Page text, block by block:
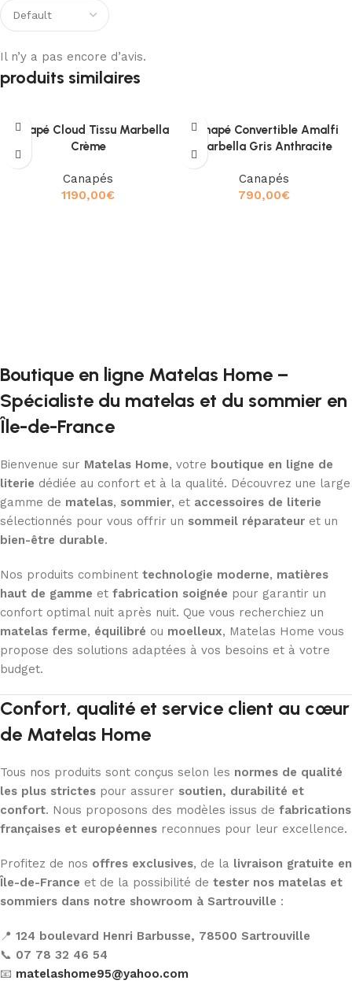
Il n’y a pas encore d’avis.
produits similaires
Canapé Cloud Tissu Marbella
Crème
Canapés
1190,00€
Canapé Convertible Amalfi
Marbella Gris Anthracite
Canapés
790,00€
Boutique en ligne Matelas Home –
Spécialiste du matelas et du sommier en
Île-de-France
Bienvenue sur Matelas Home, votre boutique en ligne de
literie dédiée au confort et à la qualité. Découvrez une large
gamme de matelas, sommier, et accessoires de literie
sélectionnés pour vous offrir un sommeil réparateur et un
bien-être durable.
Nos produits combinent technologie moderne, matières
haut de gamme et fabrication soignée pour garantir un
confort optimal nuit après nuit. Que vous recherchiez un
matelas ferme, équilibré ou moelleux, Matelas Home vous
propose des solutions adaptées à vos besoins et à votre
budget.
Confort, qualité et service client au cœur
de Matelas Home
Tous nos produits sont conçus selon les normes de qualité
les plus strictes pour assurer soutien, durabilité et
confort. Nous proposons des modèles issus de fabrications
françaises et européennes reconnues pour leur excellence.
Profitez de nos offres exclusives, de la livraison gratuite en
Île-de-France et de la possibilité de tester nos matelas et
sommiers dans notre showroom à Sartrouville :
📍 124 boulevard Henri Barbusse, 78500 Sartrouville
📞 07 78 32 46 54
📧 matelashome95@yahoo.com